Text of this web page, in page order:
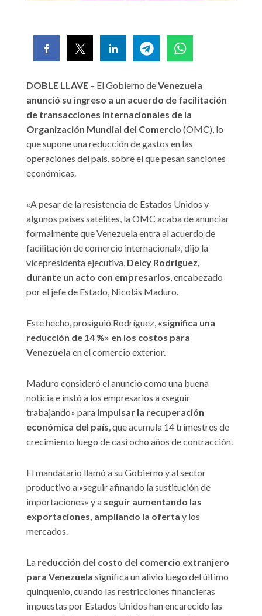
DOBLE LLAVE – El Gobierno deVenezuela
anunció su ingreso a un acuerdo de facilitación
de transacciones internacionales de la
Organización Mundial del Comercio (OMC), lo
que supone una reducción de gastos en las
operaciones del país, sobre el que pesan sanciones
económicas.
«A pesar de la resistencia de Estados Unidos y
algunos países satélites, la OMC acaba de anunciar
formalmente que Venezuela entra al acuerdo de
facilitación de comercio internacional», dijo la
vicepresidenta ejecutiva, Delcy Rodríguez,
durante un acto con empresarios, encabezado
por el jefe de Estado, Nicolás Maduro.
Este hecho, prosiguió Rodríguez, «significa una
reducción de 14 %» en los costos para
Venezuela en el comercio exterior.
Maduro consideró el anuncio como una buena
noticia e instó a los empresarios a «seguir
trabajando» para impulsar la recuperación
económica del país, que acumula 14 trimestres de
crecimiento luego de casi ocho años de contracción.
El mandatario llamó a su Gobierno y al sector
productivo a «seguir afinando la sustitución de
importaciones» y a seguir aumentando las
exportaciones, ampliando la oferta y los
mercados.
La reducción del costo del comercio extranjero
para Venezuela significa un alivio luego del último
quinquenio, cuando las restricciones financieras
impuestas por Estados Unidos han encarecido las